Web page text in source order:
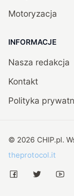
Motoryzacja
INFORMACJE
Nasza redakcja
Kontakt
Polityka
© 2026 CHIP.pl.
theprotocol.it